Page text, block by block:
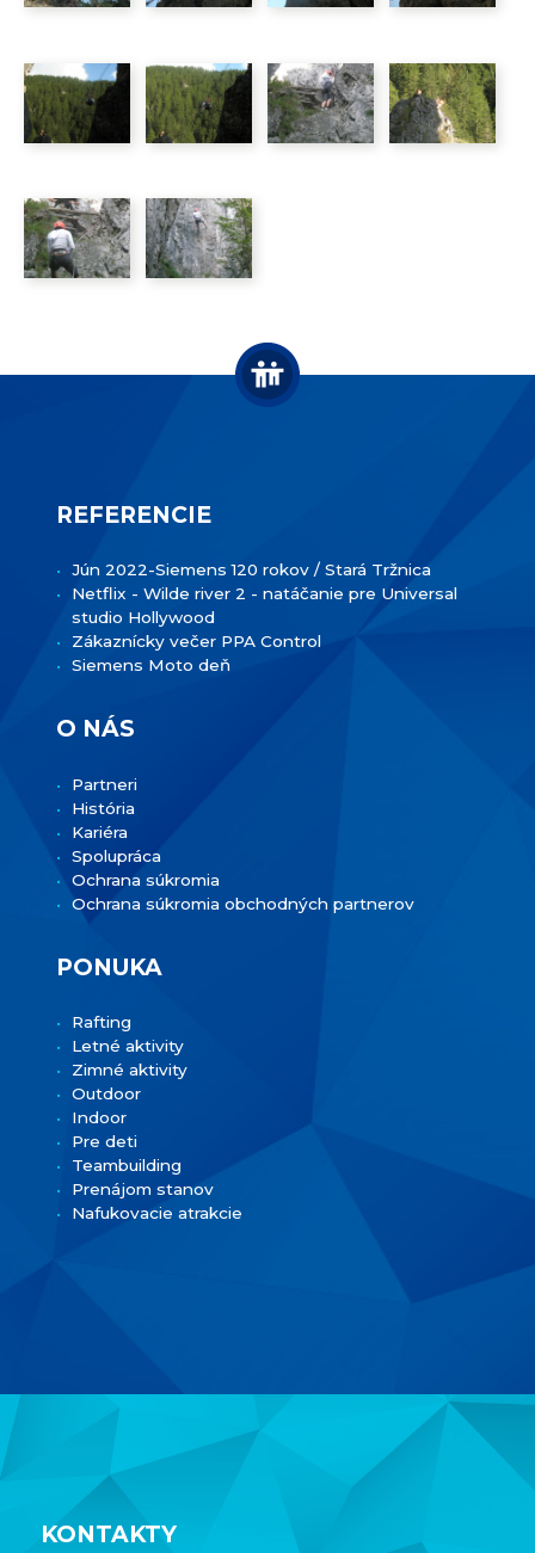
KONTAKTY
REFERENCIE
Jún 2022-Siemens 120 rokov / Stará Tržnica
Netflix - Wilde river 2 - natáčanie pre Universal
studio Hollywood
Zákaznícky večer PPA Control
Siemens Moto deň
O NÁS
Partneri
História
Kariéra
Spolupráca
Ochrana súkromia
Ochrana súkromia obchodných partnerov
PONUKA
Rafting
Letné aktivity
Zimné aktivity
Outdoor
Indoor
Pre deti
Teambuilding
Prenájom stanov
Nafukovacie atrakcie